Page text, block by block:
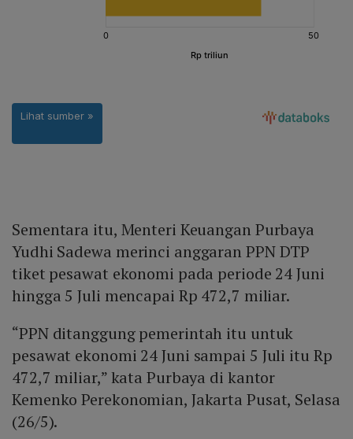
Sementara itu, Menteri Keuangan Purbaya
Yudhi Sadewa merinci anggaran PPN DTP
tiket pesawat ekonomi pada periode 24 Juni
hingga 5 Juli mencapai Rp 472,7 miliar.
“PPN ditanggung pemerintah itu untuk
pesawat ekonomi 24 Juni sampai 5 Juli itu Rp
472,7 miliar,” kata Purbaya di kantor
Kemenko Perekonomian, Jakarta Pusat, Selasa
(26/5).